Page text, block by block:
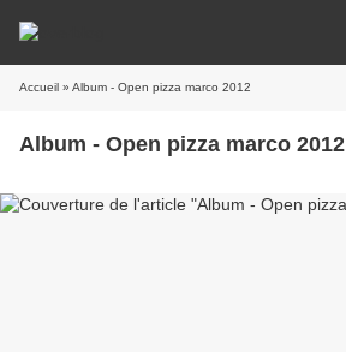
Accueil » Album - Open pizza marco 2012
Album - Open pizza marco 2012